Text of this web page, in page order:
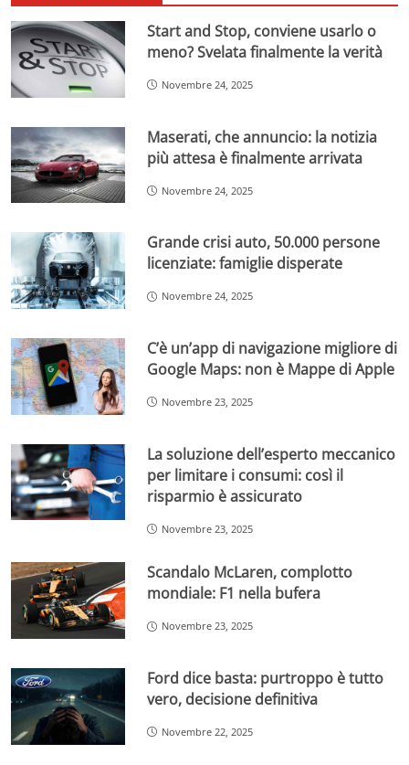
Start and Stop, conviene usarlo o
meno? Svelata finalmente la verità
Novembre 24, 2025
Maserati, che annuncio: la notizia
più attesa è finalmente arrivata
Novembre 24, 2025
Grande crisi auto, 50.000 persone
licenziate: famiglie disperate
Novembre 24, 2025
C’è un’app di navigazione migliore di
Google Maps: non è Mappe di Apple
Novembre 23, 2025
La soluzione dell’esperto meccanico
per limitare i consumi: così il
risparmio è assicurato
Novembre 23, 2025
Scandalo McLaren, complotto
mondiale: F1 nella bufera
Novembre 23, 2025
Ford dice basta: purtroppo è tutto
vero, decisione definitiva
Novembre 22, 2025